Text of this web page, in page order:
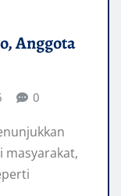
Anggota
0
masyarakat,